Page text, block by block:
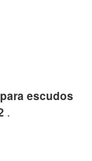
escudos
.